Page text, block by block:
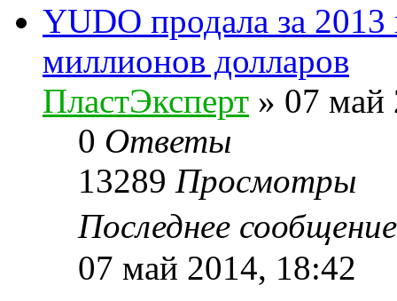
YUDO продала за
миллионов долларов
ПластЭксперт » 07 май
0 Ответы
13289 Просмотры
Последнее
07 май 2014, 18:42